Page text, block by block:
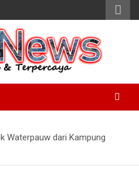
Waterpauw dari Kampung